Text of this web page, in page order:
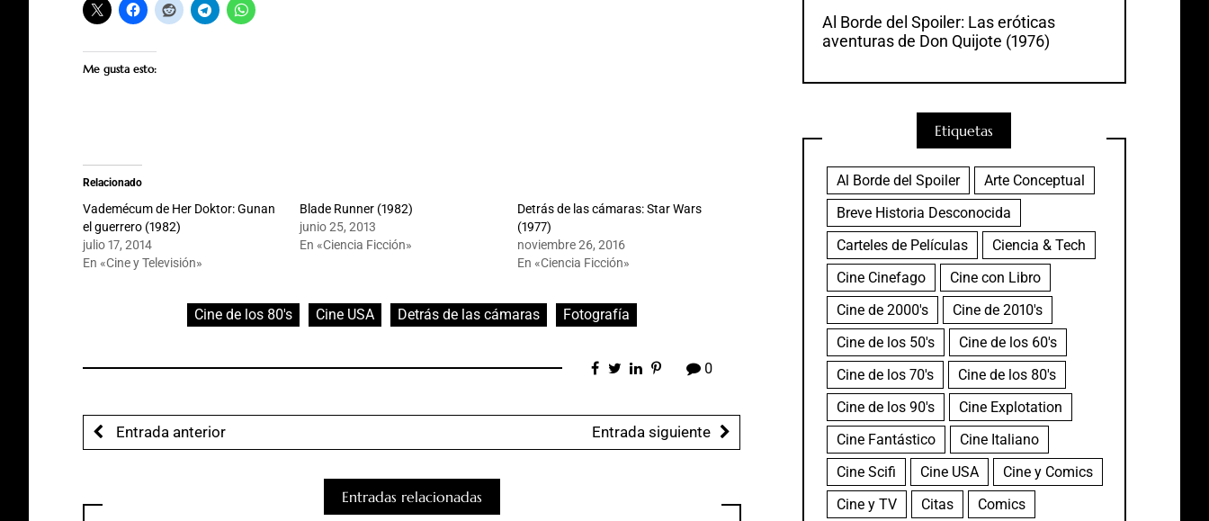
Me gusta esto:
Relacionado
Vademécum de Her Doktor: Gunan
el guerrero (1982)
julio 17, 2014
En «Cine y Televisión»
Blade Runner (1982)
junio 25, 2013
En «Ciencia Ficción»
Detrás de las cámaras: Star Wars
(1977)
noviembre 26, 2016
En «Ciencia Ficción»
Cine de los 80's Cine USA Detrás de las cámaras Fotografía
0
Entrada anterior Entrada siguiente
Entradas relacionadas
Al Borde del Spoiler: Las eróticas
aventuras de Don Quijote (1976)
Etiquetas
Al Borde del Spoiler
Arte Conceptual
Breve Historia Desconocida
Carteles de Películas
Ciencia & Tech
Cine Cinefago
Cine con Libro
Cine de 2000's
Cine de 2010's
Cine de los 50's
Cine de los 60's
Cine de los 70's
Cine de los 80's
Cine de los 90's
Cine Explotation
Cine Fantástico
Cine Italiano
Cine Scifi
Cine USA
Cine y Comics
Cine y TV
Citas
Comics